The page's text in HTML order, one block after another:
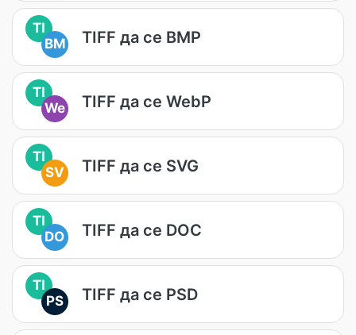
TI
BM
TIFF да се BMP
TI
We
TIFF да се WebP
TI
SV
TIFF да се SVG
TI
DO
TIFF да се DOC
TI
PS
TIFF да се PSD